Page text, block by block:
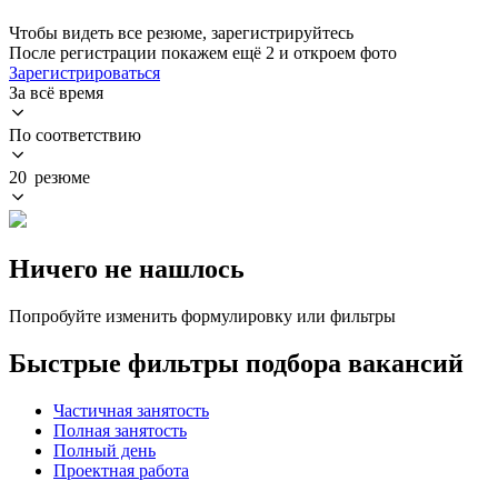
Чтобы видеть все резюме, зарегистрируйтесь
После регистрации покажем ещё 2 и откроем фото
Зарегистрироваться
За всё время
По соответствию
20 резюме
Ничего не нашлось
Попробуйте изменить формулировку или фильтры
Быстрые фильтры подбора вакансий
Частичная занятость
Полная занятость
Полный день
Проектная работа